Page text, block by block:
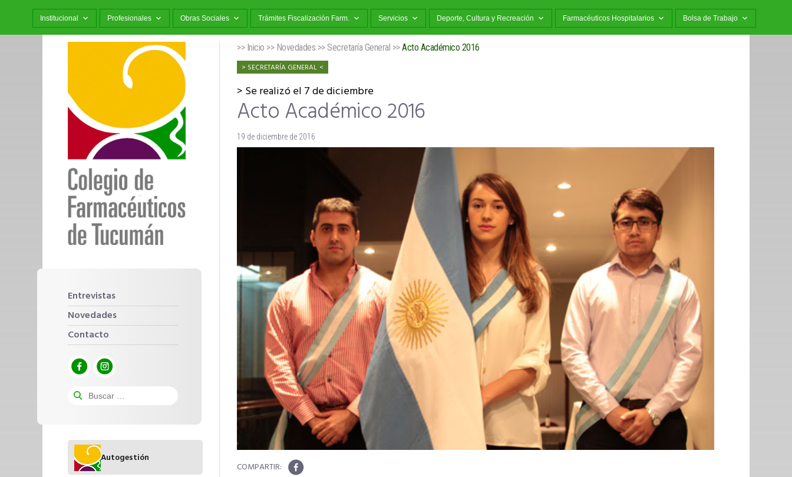
Institucional Profesionales Obras Sociales Trámites Fiscalización Farm. Servicios Deporte, Cultura y Recreación Farmacéuticos Hospitalarios Bolsa de Trabajo
Entrevistas
Novedades
Contacto
Autogestión
>> Inicio >> Novedades >> Secretaría General >>Acto Académico 2016
SECRETARÍA GENERAL
Se realizó el 7 de diciembre
Acto Académico 2016
19 de diciembre de 2016